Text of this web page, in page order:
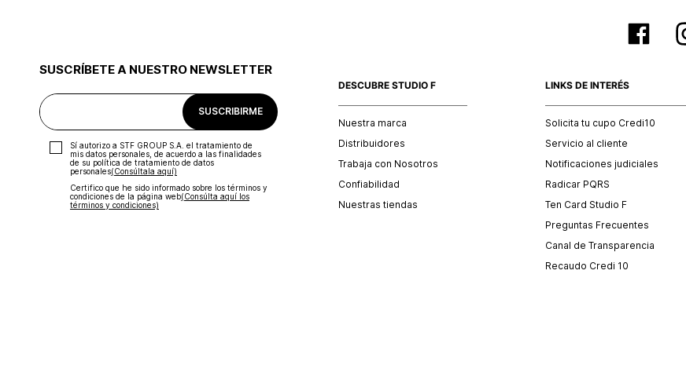
SUSCRÍBETE A NUESTRO NEWSLETTER
SUSCRIBIRME
Sí autorizo a STF GROUP S.A. el tratamiento de
mis datos personales, de acuerdo a las finalidades
de su política de tratamiento de datos
personales‎(Consúltala aquí)
Certifico que he sido informado sobre los términos y
condiciones de la página web‎(Consúlta aquí los
términos y condiciones)
DESCUBRE STUDIO F
Nuestra marca
Distribuidores
Trabaja con Nosotros
Confiabilidad
Nuestras tiendas
LINKS DE INTERÉS
Solicita tu cupo Credi10
Servicio al cliente
Notificaciones judiciales
Radicar PQRS
Ten Card Studio F
Preguntas Frecuentes
Canal de Transparencia
Recaudo Credi 10